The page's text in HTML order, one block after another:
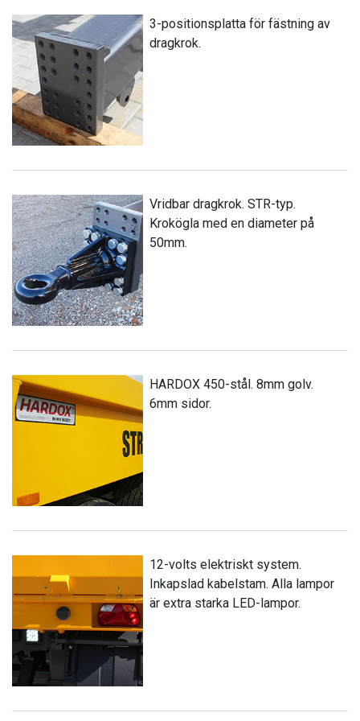
3-positionsplatta för fästning av
dragkrok.
Vridbar dragkrok. STR-typ.
Krokögla med en diameter på
50mm.
HARDOX 450-stål. 8mm golv.
6mm sidor.
12-volts elektriskt system.
Inkapslad kabelstam. Alla lampor
är extra starka LED-lampor.